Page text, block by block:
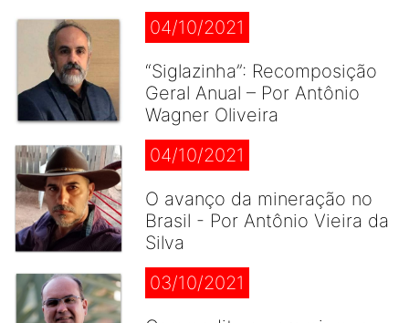
04/10/2021
“Siglazinha”: Recomposição
Geral Anual – Por Antônio
Wagner Oliveira
04/10/2021
O avanço da mineração no
Brasil - Por Antônio Vieira da
Silva
03/10/2021